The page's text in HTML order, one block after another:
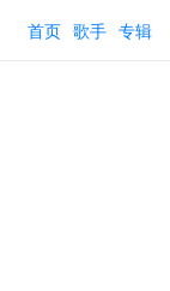
首页 歌手 专辑